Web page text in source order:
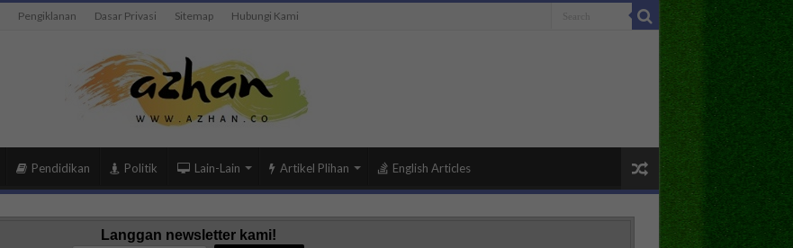
Pengiklanan Dasar Privasi Sitemap Hubungi Kami
Pendidikan Politik Lain-Lain Artikel Plihan English Articles
Langgan newsletter kami!